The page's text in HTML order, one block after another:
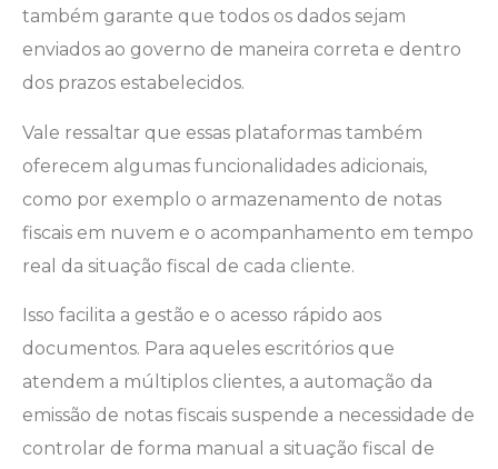
também garante que todos os dados sejam
enviados ao governo de maneira correta e dentro
dos prazos estabelecidos.
Vale ressaltar que essas plataformas também
oferecem algumas funcionalidades adicionais,
como por exemplo o armazenamento de notas
fiscais em nuvem e o acompanhamento em tempo
real da situação fiscal de cada cliente.
Isso facilita a gestão e o acesso rápido aos
documentos. Para aqueles escritórios que
atendem a múltiplos clientes, a automação da
emissão de notas fiscais suspende a necessidade de
controlar de forma manual a situação fiscal de